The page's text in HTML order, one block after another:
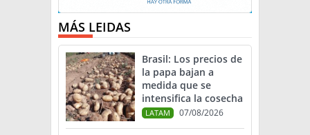
MÁS LEIDAS
Brasil: Los precios de
la papa bajan a
medida que se
intensifica la cosecha
LATAM 07/08/2026